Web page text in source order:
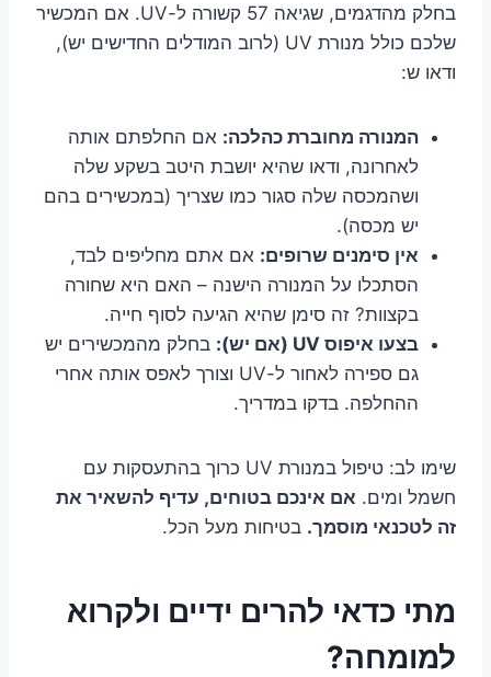
בחלק מהדגמים, שגיאה 57 קשורה ל-UV. אם המכשיר
שלכם כולל מנורת UV (לרוב המודלים החדישים יש),
ודאו ש:
המנורה מחוברת כהלכה: אם החלפתם אותה
לאחרונה, ודאו שהיא יושבת היטב בשקע שלה
ושהמכסה שלה סגור כמו שצריך (במכשירים בהם
יש מכסה).
אין סימנים שרופים: אם אתם מחליפים לבד,
הסתכלו על המנורה הישנה – האם היא שחורה
בקצוות? זה סימן שהיא הגיעה לסוף חייה.
בצעו איפוס UV (אם יש):
בחלק מהמכשירים יש
גם ספירה לאחור ל-UV וצורך לאפס אותה אחרי
ההחלפה. בדקו במדריך.
שימו לב: טיפול במנורת UV כרוך בהתעסקות עם
חשמל ומים. אם אינכם בטוחים, עדיף להשאיר את
זה לטכנאי מוסמך. בטיחות מעל הכל.
מתי כדאי להרים ידיים ולקרוא
למומחה?